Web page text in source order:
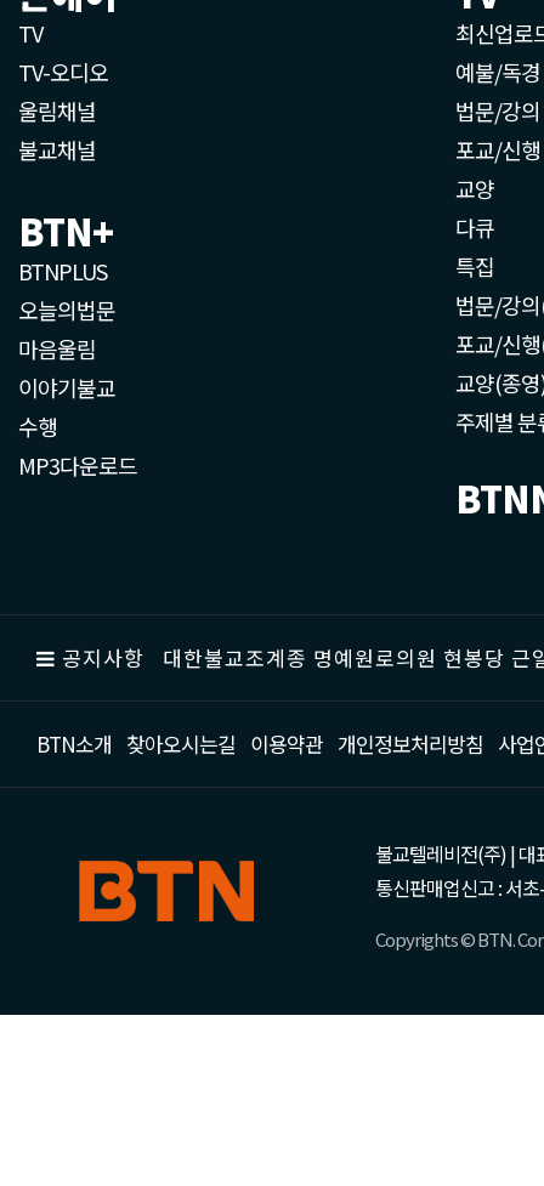
TV
TV-오디오
울림채널
불교채널
BTN+
BTNPLUS
오늘의법문
마음울림
이야기불교
수행
MP3다운로드
최신업로
예불/독경
법문/강의
포교/신행
교양
다큐
특집
법문/강
포교/신
교양(종
주제별 분
공지사항 대한불교조계종 명예원로의원 현봉당
BTN소개 찾아오시는길 이용약관 개인정보처리방침 사업
불교텔레비전(주) | 대
통신판매업신고 : 서
Copyrights © BTN.